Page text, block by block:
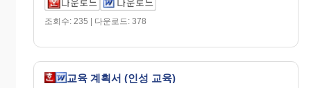
조회수: 235 | 다운로드: 378
교육 계획서 (인성 교육)